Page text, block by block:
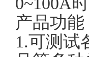
产品功能
1.可测试